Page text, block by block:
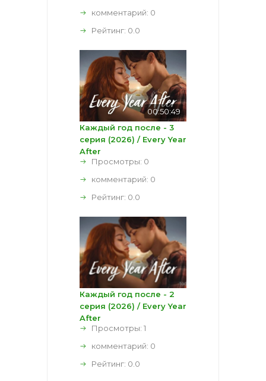
комментарий: 0
Рейтинг: 0.0
00:50:49
Каждый год после - 3
серия (2026) / Every Year
After
Просмотры: 0
комментарий: 0
Рейтинг: 0.0
Каждый год после - 2
серия (2026) / Every Year
After
Просмотры: 1
комментарий: 0
Рейтинг: 0.0